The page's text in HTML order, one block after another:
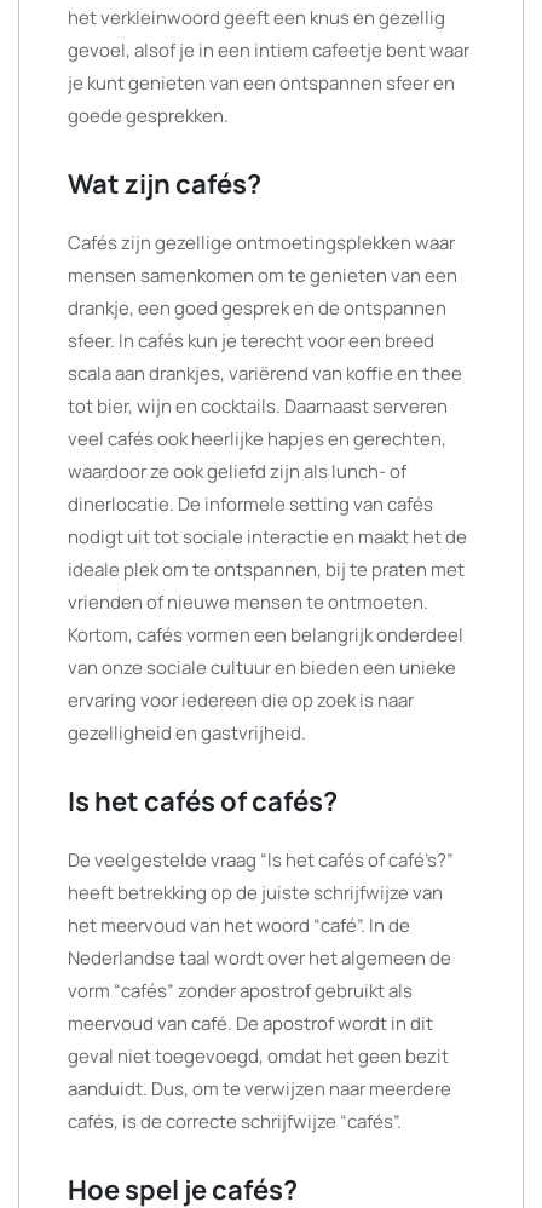
het verkleinwoord geeft een knus en gezellig
gevoel, alsof je in een intiem cafeetje bent waar
je kunt genieten van een ontspannen sfeer en
goede gesprekken.
Wat zijn cafés?
Cafés zijn gezellige ontmoetingsplekken waar
mensen samenkomen om te genieten van een
drankje, een goed gesprek en de ontspannen
sfeer. In cafés kun je terecht voor een breed
scala aan drankjes, variërend van koffie en thee
tot bier, wijn en cocktails. Daarnaast serveren
veel cafés ook heerlijke hapjes en gerechten,
waardoor ze ook geliefd zijn als lunch- of
dinerlocatie. De informele setting van cafés
nodigt uit tot sociale interactie en maakt het de
ideale plek om te ontspannen, bij te praten met
vrienden of nieuwe mensen te ontmoeten.
Kortom, cafés vormen een belangrijk onderdeel
van onze sociale cultuur en bieden een unieke
ervaring voor iedereen die op zoek is naar
gezelligheid en gastvrijheid.
Is het cafés of cafés?
De veelgestelde vraag “Is het cafés of café’s?”
heeft betrekking op de juiste schrijfwijze van
het meervoud van het woord “café”. In de
Nederlandse taal wordt over het algemeen de
vorm “cafés” zonder apostrof gebruikt als
meervoud van café. De apostrof wordt in dit
geval niet toegevoegd, omdat het geen bezit
aanduidt. Dus, om te verwijzen naar meerdere
cafés, is de correcte schrijfwijze “cafés”.
Hoe spel je cafés?